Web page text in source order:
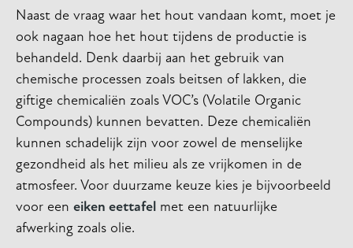
Naast de vraag waar het hout vandaan komt, moet je
ook nagaan hoe het hout tijdens de productie is
behandeld. Denk daarbij aan het gebruik van
chemische processen zoals beitsen of lakken, die
giftige chemicaliën zoals VOC’s (Volatile Organic
Compounds) kunnen bevatten. Deze chemicaliën
kunnen schadelijk zijn voor zowel de menselijke
gezondheid als het milieu als ze vrijkomen in de
atmosfeer. Voor duurzame keuze kies je bijvoorbeeld
voor een eiken eettafel met een natuurlijke
afwerking zoals olie.